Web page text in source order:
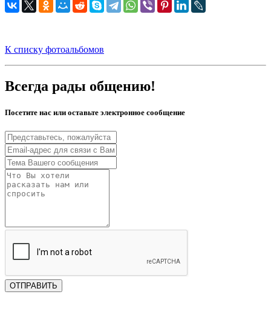
К списку фотоальбомов
Всегда рады общению!
Посетите нас или оставьте электронное сообщение
ОТПРАВИТЬ